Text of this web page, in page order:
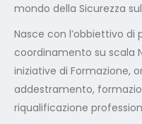
mondo della Sicurezza
Nasce con l’obbiettivo
coordinamento su scala
iniziative di Formazione,
addestramento,
riqualificazione